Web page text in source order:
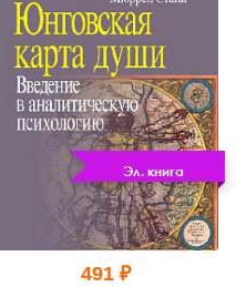
Эл. книга
491 ₽